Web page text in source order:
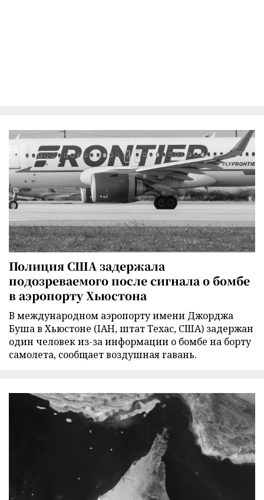
Полиция США задержала
подозреваемого после сигнала о бомбе
в аэропорту Хьюстона
В международном аэропорту имени Джорджа
Буша в Хьюстоне (IAH, штат Техас, США) задержан
один человек из-за информации о бомбе на борту
самолета, сообщает воздушная гавань.